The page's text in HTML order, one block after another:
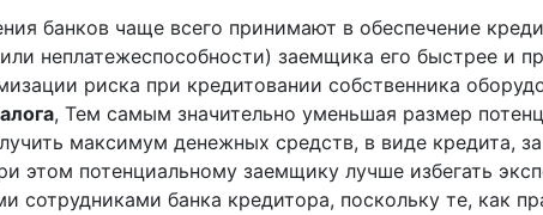
банков чаще всего принимают в обеспечение
неплатежеспособности) заемщика его быстрее и
риска при кредитовании собственника
, Тем самым значительно уменьшая размер
максимум денежных средств, в виде кредита,
этом потенциальному заемщику лучше избегать
сотрудниками банка кредитора, поскольку те, как